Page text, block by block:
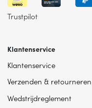
Trustpilot
Klantenservice
Klantenservice
Verzenden & retourneren
Wedstrijdreglement